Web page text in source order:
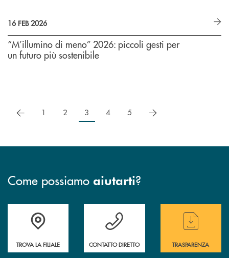
16 FEB 2026
“M’illumino di meno” 2026: piccoli gesti per
un futuro più sostenibile
precedente
1 2 3 4 5 successivo
Come possiamo aiutarti?
Accedi all' elenco completo delle filiali
TROVA LA FILIALE
Hai bisogno di assistenza immediata ?
CONTATTO DIRETTO
Hai bisogno di
TRASPARENZA